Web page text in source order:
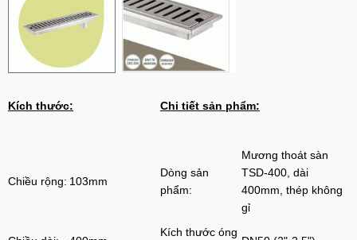
Kích thước: Chi tiết sản phẩm:
Chiều rộng: 103mm
Dòng sản
phẩm:
Mương thoát sàn
TSD-400, dài
400mm, thép không
gỉ
Kích thước óng